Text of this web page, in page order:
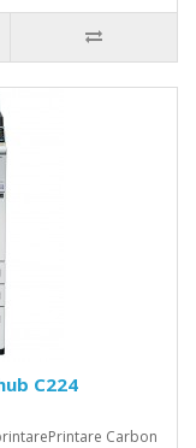
C224
Carbon